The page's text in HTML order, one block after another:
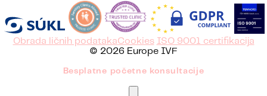
Obrada ličnih podatakaCookies ISO 9001 certifikacija
© 2026 Europe IVF
Besplatne početne konsultacije